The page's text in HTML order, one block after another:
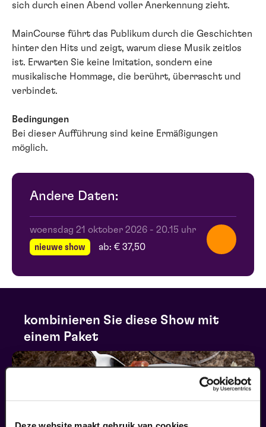
sich durch einen Abend voller Anerkennung zieht.
MainCourse führt das Publikum durch die Geschichten
hinter den Hits und zeigt, warum diese Musik zeitlos
ist. Erwarten Sie keine Imitation, sondern eine
musikalische Hommage, die berührt, überrascht und
verbindet.
Bedingungen
Bei dieser Aufführung sind keine Ermäßigungen
möglich.
Andere Daten:
woensdag 21 oktober 2026 - 20.15 uhr
nieuwe show
ab: € 37,50
kombinieren Sie diese Show mit
einem Paket